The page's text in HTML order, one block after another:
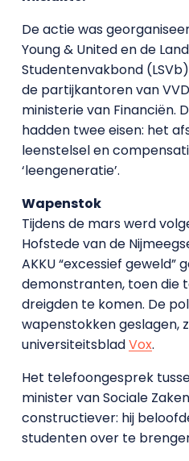
De actie was
Young & United en de
Studentenvakbond
de partijkantoren van
ministerie van Financiën.
hadden twee eisen: het
leenstelsel en
‘leengeneratie’.
Wapenstok
Tijdens de mars werd
Hofstede van de
AKKU “excessief geweld”
demonstranten, toen die
dreigden te komen. De
wapenstokken geslagen,
universiteitsbladVox.
Het telefoongesprek
minister van Sociale
constructiever: hij
studenten over te